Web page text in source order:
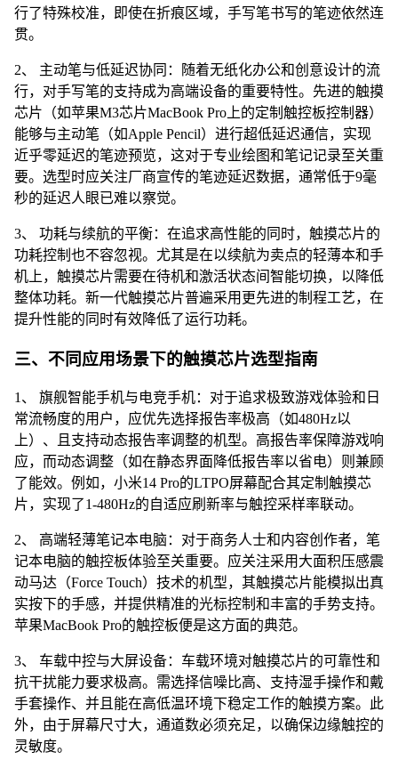
行了特殊校准，即使在折痕区域，手写笔书写的笔迹依然连
贯。
2、 主动笔与低延迟协同：随着无纸化办公和创意设计的流
行，对手写笔的支持成为高端设备的重要特性。先进的触摸
芯片（如苹果M3芯片MacBook Pro上的定制触控板控制器）
能够与主动笔（如Apple Pencil）进行超低延迟通信，实现
近乎零延迟的笔迹预览，这对于专业绘图和笔记记录至关重
要。选型时应关注厂商宣传的笔迹延迟数据，通常低于9毫
秒的延迟人眼已难以察觉。
3、 功耗与续航的平衡：在追求高性能的同时，触摸芯片的
功耗控制也不容忽视。尤其是在以续航为卖点的轻薄本和手
机上，触摸芯片需要在待机和激活状态间智能切换，以降低
整体功耗。新一代触摸芯片普遍采用更先进的制程工艺，在
提升性能的同时有效降低了运行功耗。
三、不同应用场景下的触摸芯片选型指南
1、 旗舰智能手机与电竞手机：对于追求极致游戏体验和日
常流畅度的用户，应优先选择报告率极高（如480Hz以
上）、且支持动态报告率调整的机型。高报告率保障游戏响
应，而动态调整（如在静态界面降低报告率以省电）则兼顾
了能效。例如，小米14 Pro的LTPO屏幕配合其定制触摸芯
片，实现了1-480Hz的自适应刷新率与触控采样率联动。
2、 高端轻薄笔记本电脑：对于商务人士和内容创作者，笔
记本电脑的触控板体验至关重要。应关注采用大面积压感震
动马达（Force Touch）技术的机型，其触摸芯片能模拟出真
实按下的手感，并提供精准的光标控制和丰富的手势支持。
苹果MacBook Pro的触控板便是这方面的典范。
3、 车载中控与大屏设备：车载环境对触摸芯片的可靠性和
抗干扰能力要求极高。需选择信噪比高、支持湿手操作和戴
手套操作、并且能在高低温环境下稳定工作的触摸方案。此
外，由于屏幕尺寸大，通道数必须充足，以确保边缘触控的
灵敏度。